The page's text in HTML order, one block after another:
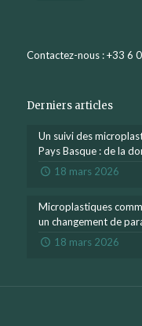
Contactez-nous : +33 6
Derniers articles
Un suivi des
Pays Basque : de la
18 mars 2026
Microplastiques
un changement de
18 mars 2026